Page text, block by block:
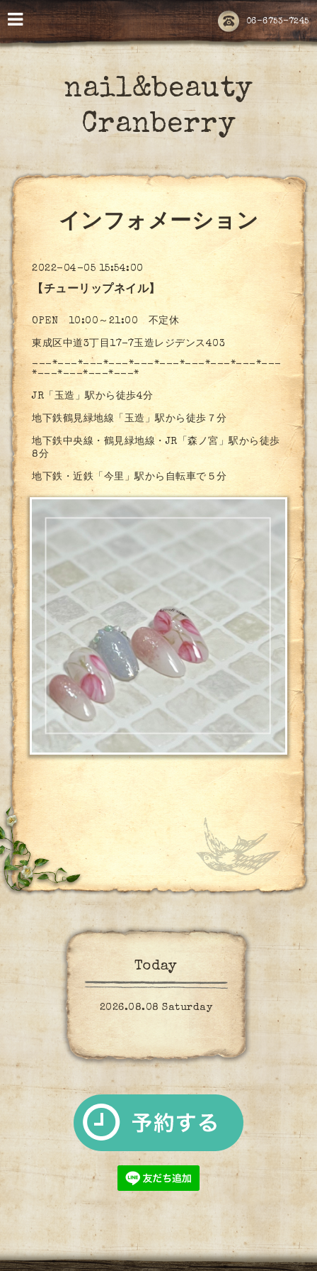
06-6753-7245
nail&beauty
Cranberry
インフォメーション
2022-04-05 15:54:00
【チューリップネイル】
OPEN 10:00～21:00 不定休
東成区中道3丁目17-7玉造レジデンス403
---*---*---*---*---*---*---*---*---*---
*---*---*---*---*
JR「玉造」駅から徒歩4分
地下鉄鶴見緑地線「玉造」駅から徒歩７分
地下鉄中央線・鶴見緑地線・JR「森ノ宮」駅から徒歩
8分
地下鉄・近鉄「今里」駅から自転車で５分
Today
2026.08.08 Saturday